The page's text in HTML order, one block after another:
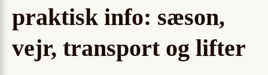
praktisk info: sæson,
vejr, transport og lifter